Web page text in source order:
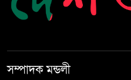
সম্পাদক মন্ডলী